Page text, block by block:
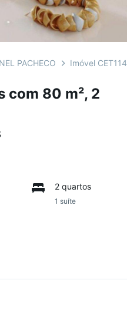
PACHECO Imóvel CET114
com 80 m², 2
2 quartos
1 suíte